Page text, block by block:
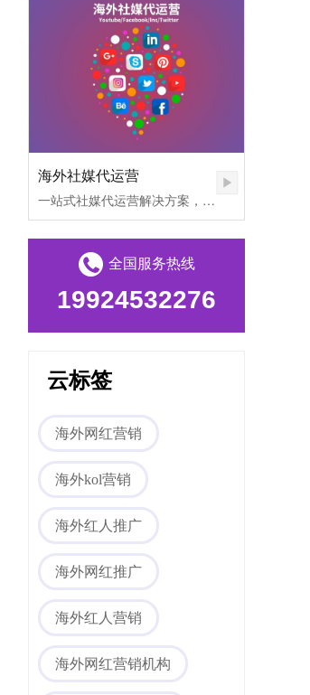
海外社媒代运营
一站式社媒代运营解决方案，帮助出海企业打破文化壁垒，提升海外私域流量。
全国服务热线
19924532276
云标签
海外网红营销
海外kol营销
海外红人推广
海外网红推广
海外红人营销
海外网红营销机构